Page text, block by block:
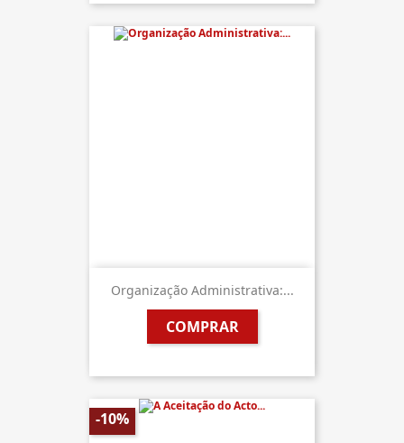
Organização Administrativa:...
COMPRAR
-10%